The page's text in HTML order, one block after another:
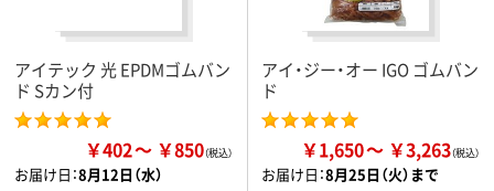
アイテック 光 EPDMゴムバン
ド Sカン付
￥402 ￥850
お届け日：8月12日（水）
アイ・ジー・オー IGO ゴムバン
ド
￥1,650 ￥3,263
お届け日：8月25日（火）まで